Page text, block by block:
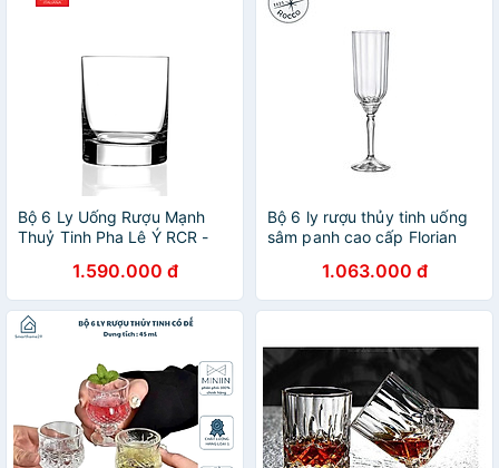
Bộ 6 Ly Uống Rượu Mạnh
Thuỷ Tinh Pha Lê Ý RCR -
1.590.000 đ
Bộ 6 ly rượu thủy tinh uống
sâm panh cao cấp Florian
1.063.000 đ